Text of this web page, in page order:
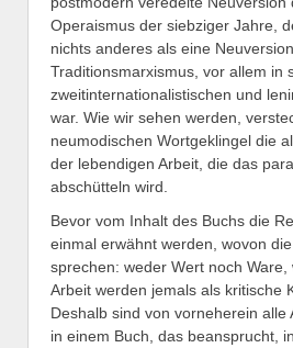
Operaismus der siebziger Jahre,
nichts anderes als eine
Traditionsmarxismus, vor allem in
zweitinternationalistischen und
war. Wie wir sehen werden,
neumodischen Wortgeklingel die
der lebendigen Arbeit, die das
abschütteln wird.
Bevor vom Inhalt des Buchs die
einmal erwähnt werden, wovon
sprechen: weder Wert noch Ware,
Arbeit werden jemals als kritische
Deshalb sind von vorneherein alle
in einem Buch, das beansprucht,